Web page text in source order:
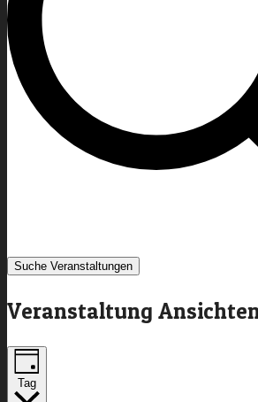
Suche Veranstaltungen
Veranstaltung
Tag